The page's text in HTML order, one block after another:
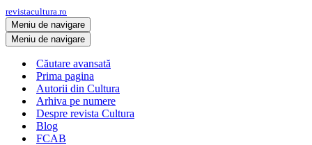
revistacultura.ro
Meniu de navigare
Meniu de navigare
Căutare avansată
Prima pagina
Autorii din Cultura
Arhiva pe numere
Despre revista Cultura
Blog
FCAB